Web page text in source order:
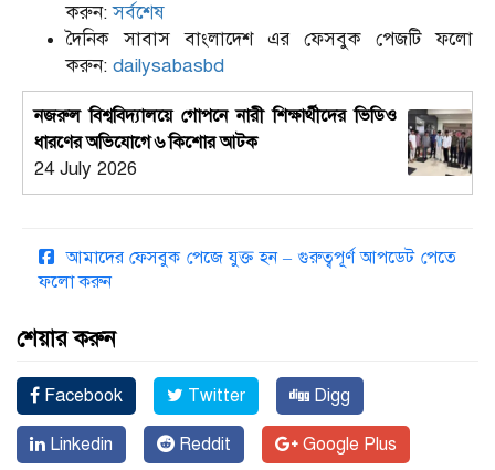
করুন:সর্বশেষ
দৈনিক সাবাস বাংলাদেশ এর ফেসবুক পেজটি ফলো
করুন: dailysabasbd
নজরুল বিশ্ববিদ্যালয়ে গোপনে নারী শিক্ষার্থীদের ভিডিও
ধারণের অভিযোগে ৬ কিশোর আটক
24 July 2026
আমাদের ফেসবুক পেজে যুক্ত হন – গুরুত্বপূর্ণ আপডেট পেতে
ফলো করুন
শেয়ার করুন
Facebook Twitter Digg
Linkedin Reddit Google Plus